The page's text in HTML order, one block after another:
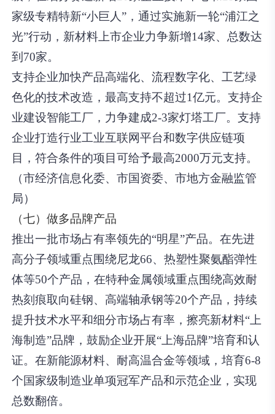
家级专精特新“小巨人”，通过实施新一轮“浦江之
光”行动，新材料上市企业力争新增14家、总数达
到70家。
支持企业加快产品高端化、流程数字化、工艺绿
色化的技术改造，最高支持不超过1亿元。支持企
业建设智能工厂，力争建成2-3家灯塔工厂。支持
企业打造行业工业互联网平台和数字供应链项
目，符合条件的项目可给予最高2000万元支持。
（市经济信息化委、市国资委、市地方金融监管
局）
（七）做多品牌产品
推出一批市场占有率领先的“明星”产品。在先进
高分子领域重点围绕尼龙66、热塑性聚氨酯弹性
体等50个产品，在特种金属领域重点围绕高效耐
热刻痕取向硅钢、高端轴承钢等20个产品，持续
提升技术水平和细分市场占有率，擦亮新材料“上
海制造”品牌，鼓励企业开展“上海品牌”培育和认
证。在新能源材料、耐高温合金等领域，培育6-8
个国家级制造业单项冠军产品和示范企业，实现
总数翻倍。